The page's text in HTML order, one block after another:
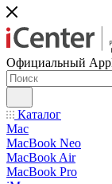
Официальный
Каталог
Mac
MacBook Neo
MacBook Air
MacBook Pro